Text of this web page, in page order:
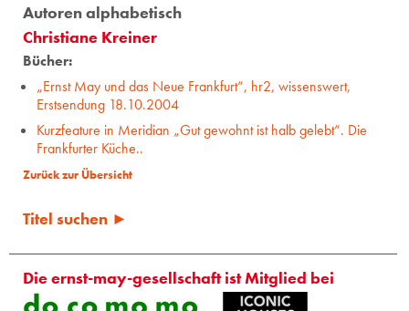
Autoren alphabetisch
Christiane Kreiner
Bücher:
„Ernst May und das Neue Frankfurt“, hr2, wissenswert,
Erstsendung 18.10.2004
Kurzfeature in Meridian „Gut gewohnt ist halb gelebt“. Die
Frankfurter Küche..
Zurück zur Übersicht
Titel suchen ►
Die ernst-may-gesellschaft ist Mitglied bei